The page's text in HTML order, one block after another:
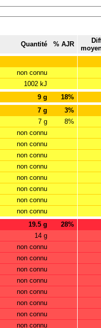
Quantité % AJR
non connu
1002 kJ
9 g
18%
7 g
3%
7 g
8%
non connu
non connu
non connu
non connu
non connu
non connu
non connu
non connu
19.5 g
28%
14 g
non connu
non connu
non connu
non connu
non connu
non connu
non connu
non connu